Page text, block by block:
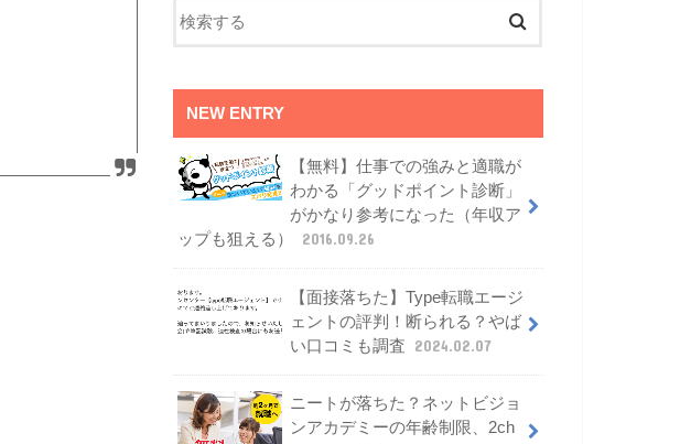
NEW ENTRY
【無料】仕事での強みと適職が
わかる「グッドポイント診断」
がかなり参考になった（年収ア
ップも狙える）
2016.09.26
【面接落ちた】Type転職エージ
ェントの評判！断られる？やば
い口コミも調査
2024.02.07
ニートが落ちた？ネットビジョ
ンアカデミーの年齢制限、2ch